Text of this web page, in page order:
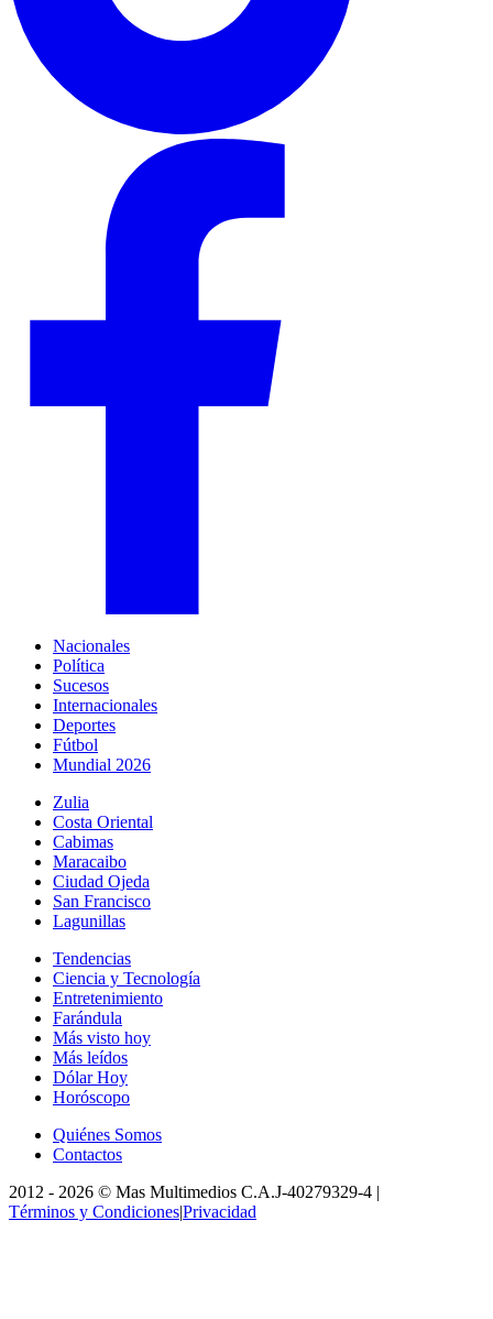
Nacionales
Política
Sucesos
Internacionales
Deportes
Fútbol
Mundial 2026
Zulia
Costa Oriental
Cabimas
Maracaibo
Ciudad Ojeda
San Francisco
Lagunillas
Tendencias
Ciencia y Tecnología
Entretenimiento
Farándula
Más visto hoy
Más leídos
Dólar Hoy
Horóscopo
Quiénes Somos
Contactos
2012 - 2026 © Mas Multimedios C.A.J-40279329-4 |
Términos y Condiciones|Privacidad